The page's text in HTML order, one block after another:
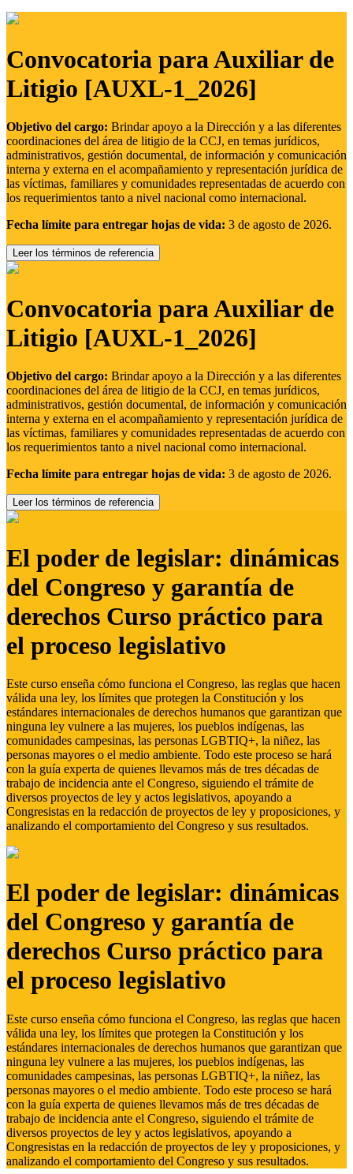
Convocatoria para Auxiliar de
Litigio [AUXL-1_2026]
Objetivo del cargo: Brindar apoyo a la Dirección y a las diferentes
coordinaciones del área de litigio de la CCJ, en temas jurídicos,
administrativos, gestión documental, de información y comunicación
interna y externa en el acompañamiento y representación jurídica de
las víctimas, familiares y comunidades representadas de acuerdo con
los requerimientos tanto a nivel nacional como internacional.
Fecha límite para entregar hojas de vida: 3 de agosto de 2026.
Leer los términos de referencia
Convocatoria para Auxiliar de
Litigio [AUXL-1_2026]
Objetivo del cargo: Brindar apoyo a la Dirección y a las diferentes
coordinaciones del área de litigio de la CCJ, en temas jurídicos,
administrativos, gestión documental, de información y comunicación
interna y externa en el acompañamiento y representación jurídica de
las víctimas, familiares y comunidades representadas de acuerdo con
los requerimientos tanto a nivel nacional como internacional.
Fecha límite para entregar hojas de vida: 3 de agosto de 2026.
Leer los términos de referencia
El poder de legislar: dinámicas
del Congreso y garantía de
derechos Curso práctico para
el proceso legislativo
Este curso enseña cómo funciona el Congreso, las reglas que hacen
válida una ley, los límites que protegen la Constitución y los
estándares internacionales de derechos humanos que garantizan que
ninguna ley vulnere a las mujeres, los pueblos indígenas, las
comunidades campesinas, las personas LGBTIQ+, la niñez, las
personas mayores o el medio ambiente. Todo este proceso se hará
con la guía experta de quienes llevamos más de tres décadas de
trabajo de incidencia ante el Congreso, siguiendo el trámite de
diversos proyectos de ley y actos legislativos, apoyando a
Congresistas en la redacción de proyectos de ley y proposiciones, y
analizando el comportamiento del Congreso y sus resultados.
El poder de legislar: dinámicas
del Congreso y garantía de
derechos Curso práctico para
el proceso legislativo
Este curso enseña cómo funciona el Congreso, las reglas que hacen
válida una ley, los límites que protegen la Constitución y los
estándares internacionales de derechos humanos que garantizan que
ninguna ley vulnere a las mujeres, los pueblos indígenas, las
comunidades campesinas, las personas LGBTIQ+, la niñez, las
personas mayores o el medio ambiente. Todo este proceso se hará
con la guía experta de quienes llevamos más de tres décadas de
trabajo de incidencia ante el Congreso, siguiendo el trámite de
diversos proyectos de ley y actos legislativos, apoyando a
Congresistas en la redacción de proyectos de ley y proposiciones, y
analizando el comportamiento del Congreso y sus resultados.